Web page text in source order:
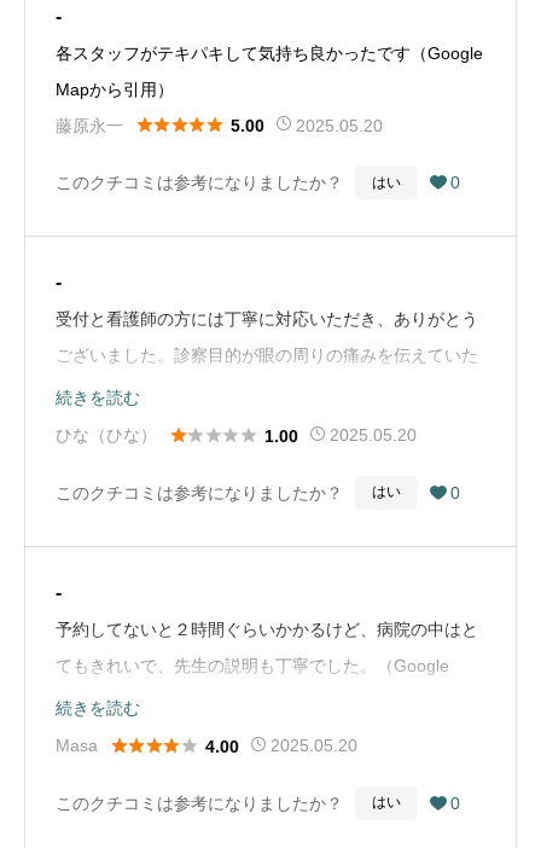
-
各スタッフがテキパキして気持ち良かったです（Google
Mapから引用）
藤原永一
 5.00 2025.05.20
このクチコミは参考になりましたか？ はい  0
-
受付と看護師の方には丁寧に対応いただき、ありがとう
ございました。診察目的が眼の周りの痛みを伝えていた
のに女性医師は検査の写真を見て、その痛みの話ではな
く、別の話を専門用語で言うので全く理解が出来ず、も
で話し屈辱的な扱いでした。今日検査をしますか？と話
ライラした感じて再度発言がありました。どうすれば良
いのかな？？？ケンカを売ってるのかな？バカにしてる
のでしょうね。自分で今日の検査はダメと言っておきな
がら…？？？ひとの話を聞かず、会話が全く噛み合わず
続きを読む
ひな（ひな）
 1.00 2025.05.20
このクチコミは参考になりましたか？ はい  0
-
予約してないと２時間ぐらいかかるけど、病院の中はと
てもきれいで、先生の説明も丁寧でした。（Google
Mapから引用）
続きを読む
Masa
 4.00 2025.05.20
このクチコミは参考になりましたか？ はい  0